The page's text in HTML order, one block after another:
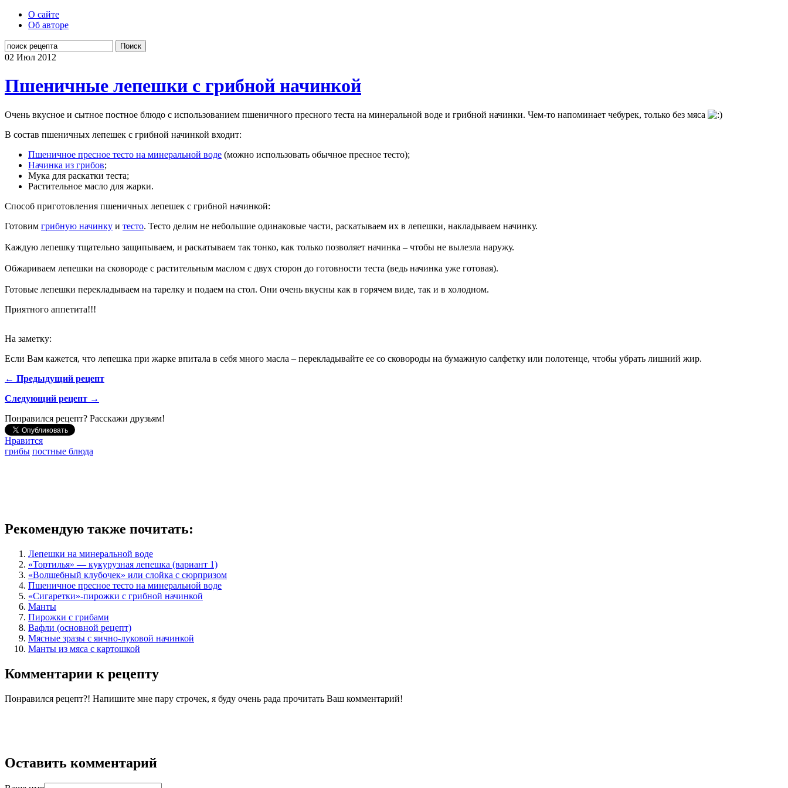
О сайте
Об авторе
Поиск
02 Июл 2012
Пшеничные лепешки с грибной начинкой
Очень вкусное и сытное постное блюдо с использованием пшеничного пресного теста на минеральной воде и грибной начинки. Чем-то напоминает чебурек, только без мяса
В состав пшеничных лепешек с грибной начинкой входит:
Пшеничное пресное тесто на минеральной воде (можно использовать обычное пресное тесто);
Начинка из грибов;
Мука для раскатки теста;
Растительное масло для жарки.
Способ приготовления пшеничных лепешек с грибной начинкой:
Готовим грибную начинку и тесто. Тесто делим не небольшие одинаковые части, раскатываем их в лепешки, накладываем начинку.
Каждую лепешку тщательно защипываем, и раскатываем так тонко, как только позволяет начинка – чтобы не вылезла наружу.
Обжариваем лепешки на сковороде с растительным маслом с двух сторон до готовности теста (ведь начинка уже готовая).
Готовые лепешки перекладываем на тарелку и подаем на стол. Они очень вкусны как в горячем виде, так и в холодном.
Приятного аппетита!!!
На заметку:
Если Вам кажется, что лепешка при жарке впитала в себя много масла – перекладывайте ее со сковороды на бумажную салфетку или полотенце, чтобы убрать лишний жир.
← Предыдущий рецепт
Следующий рецепт →
Понравился рецепт? Расскажи друзьям!
Нравится
грибы постные блюда
Рекомендую также почитать:
Лепешки на минеральной воде
«Тортилья» — кукурузная лепешка (вариант 1)
«Волшебный клубочек» или слойка с сюрпризом
Пшеничное пресное тесто на минеральной воде
«Сигаретки»-пирожки с грибной начинкой
Манты
Пирожки с грибами
Вафли (основной рецепт)
Мясные зразы с яично-луковой начинкой
Манты из мяса с картошкой
Комментарии к рецепту
Понравился рецепт?! Напишите мне пару строчек, я буду очень рада прочитать Ваш комментарий!
Оставить комментарий